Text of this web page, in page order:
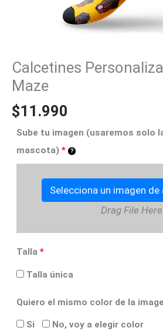
Calcetines
Maze
$11.990
Sube tu imagen (usaremos solo
mascota) *
Selecciona un imagen
Drag File Here
Talla *
Talla única
Quiero el mismo color de la
Si No, voy a elegir color